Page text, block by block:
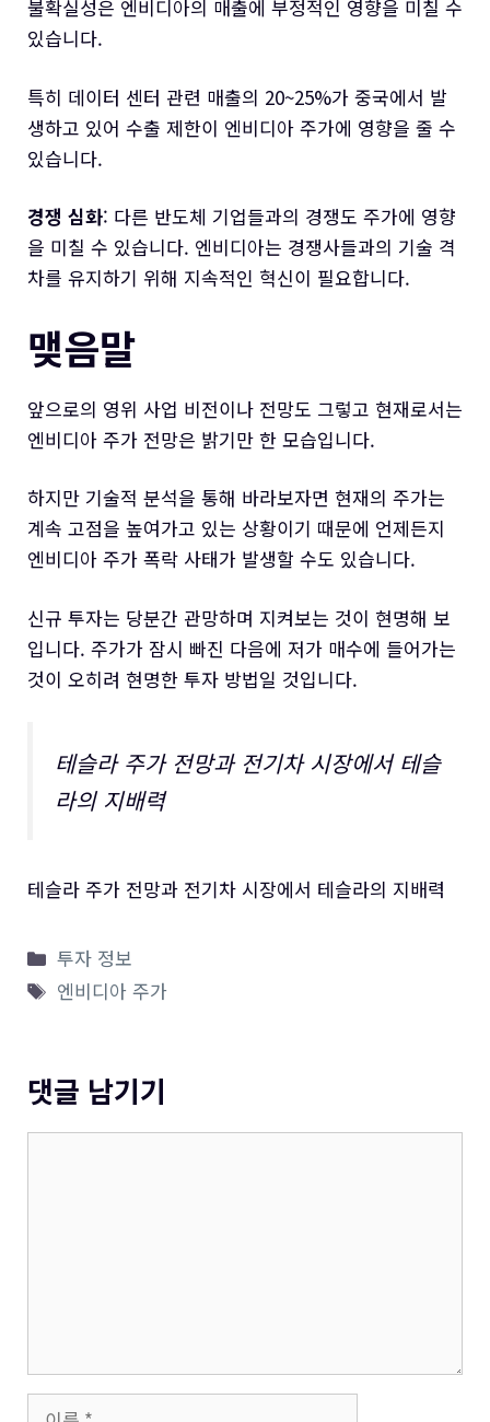
불확실성은 엔비디아의 매출에 부정적인 영향을 미칠 수
있습니다.
특히 데이터 센터 관련 매출의 20~25%가 중국에서 발
생하고 있어 수출 제한이 엔비디아 주가에 영향을 줄 수
있습니다.
경쟁 심화: 다른 반도체 기업들과의 경쟁도 주가에 영향
을 미칠 수 있습니다. 엔비디아는 경쟁사들과의 기술 격
차를 유지하기 위해 지속적인 혁신이 필요합니다.
맺음말
앞으로의 영위 사업 비전이나 전망도 그렇고 현재로서는
엔비디아 주가 전망은 밝기만 한 모습입니다.
하지만 기술적 분석을 통해 바라보자면 현재의 주가는
계속 고점을 높여가고 있는 상황이기 때문에 언제든지
엔비디아 주가 폭락 사태가 발생할 수도 있습니다.
신규 투자는 당분간 관망하며 지켜보는 것이 현명해 보
입니다. 주가가 잠시 빠진 다음에 저가 매수에 들어가는
것이 오히려 현명한 투자 방법일 것입니다.
테슬라 주가 전망과 전기차 시장에서 테슬
라의 지배력
테슬라 주가 전망과 전기차 시장에서 테슬라의 지배력
카
테
고
투자 정보
태
엔비디아 주가
댓글 남기기